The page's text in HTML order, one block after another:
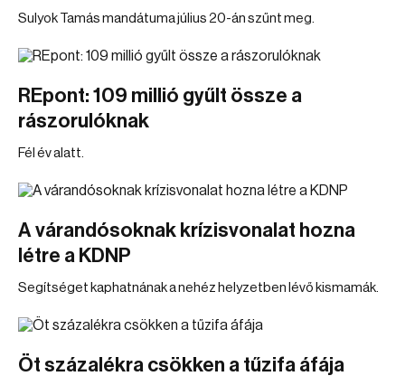
Sulyok Tamás mandátuma július 20-án szűnt meg.
REpont: 109 millió gyűlt össze a
rászorulóknak
Fél év alatt.
A várandósoknak krízisvonalat hozna
létre a KDNP
Segítséget kaphatnának a nehéz helyzetben lévő kismamák.
Öt százalékra csökken a tűzifa áfája